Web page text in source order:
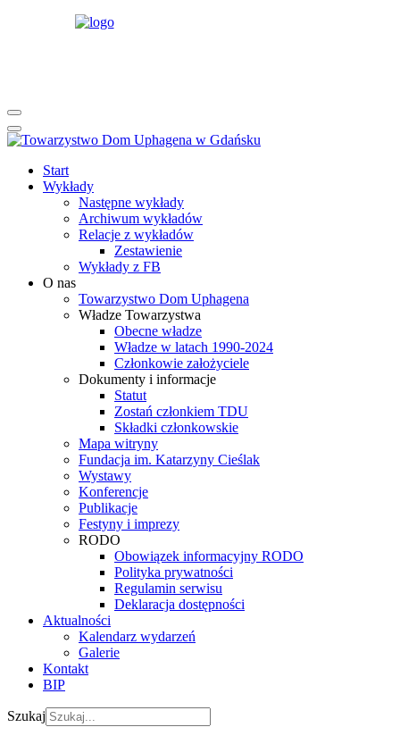
Start
Wykłady
Następne wykłady
Archiwum wykładów
Relacje z wykładów
Zestawienie
Wykłady z FB
O nas
Towarzystwo Dom Uphagena
Władze Towarzystwa
Obecne władze
Władze w latach 1990-2024
Członkowie założyciele
Dokumenty i informacje
Statut
Zostań członkiem TDU
Składki członkowskie
Mapa witryny
Fundacja im. Katarzyny Cieślak
Wystawy
Konferencje
Publikacje
Festyny i imprezy
RODO
Obowiązek informacyjny RODO
Polityka prywatności
Regulamin serwisu
Deklaracja dostępności
Aktualności
Kalendarz wydarzeń
Galerie
Kontakt
BIP
Szukaj